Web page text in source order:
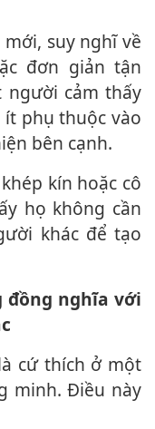
đơn giản tận
người cảm thấy
phụ thuộc vào
bên cạnh.
họ không cần
khác để tạo
minh. Điều này